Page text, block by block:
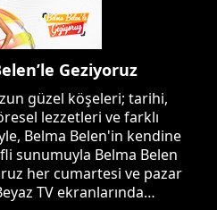
Geziyoruz
güzel köşeleri; tarihi,
lezzetleri ve farklı
Belma Belen'in kendine
sunumuyla Belma Belen
her cumartesi ve pazar
TV ekranlarında…